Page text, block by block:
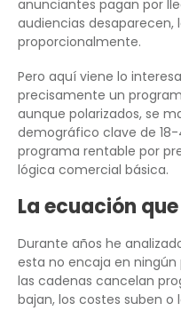
anunciantes pagan por
audiencias desaparecen,
proporcionalmente.
Pero aquí viene lo
precisamente un
aunque polarizados, se
demográfico clave de
programa rentable por
lógica comercial básica.
La ecuación
Durante años he
esta no encaja en
las cadenas cancelan
bajan, los costes suben